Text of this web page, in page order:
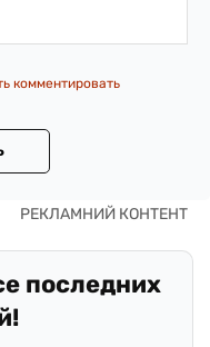
комментировать
последних